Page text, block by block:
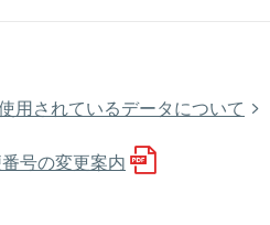
用されているデータについて
号の変更案内